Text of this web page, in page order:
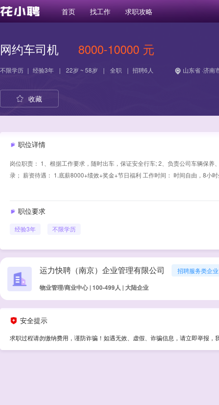
首页 找工作 求职攻略
网约车司机 8000-10000 元
不限学历 | 经验3年 | 22岁 ~ 58岁 | 全职 | 招聘6人 山东省 ·济南
收藏
职位详情
岗位职责： 1、根据工作要求，随时出车，保证安全行车; 2、负责公司车辆保
录； 薪资待遇： 1.底薪8000+绩效+奖金+节日福利 工作时间： 时间自由，8小
职位要求
经验3年 不限学历
运力快聘（南京）企业管理有限公司 招聘服务类企业
物业管理/商业中心 | 100-499人 | 大陆企业
安全提示
求职过程请勿缴纳费用，谨防诈骗！如遇无效、虚假、诈骗信息，请立即举报，